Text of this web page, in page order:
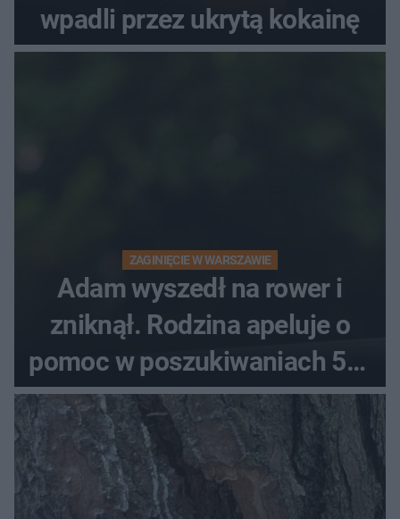
wpadli przez ukrytą kokainę
ZAGINIĘCIE W WARSZAWIE
Adam wyszedł na rower i
zniknął. Rodzina apeluje o
pomoc w poszukiwaniach 59-
latka